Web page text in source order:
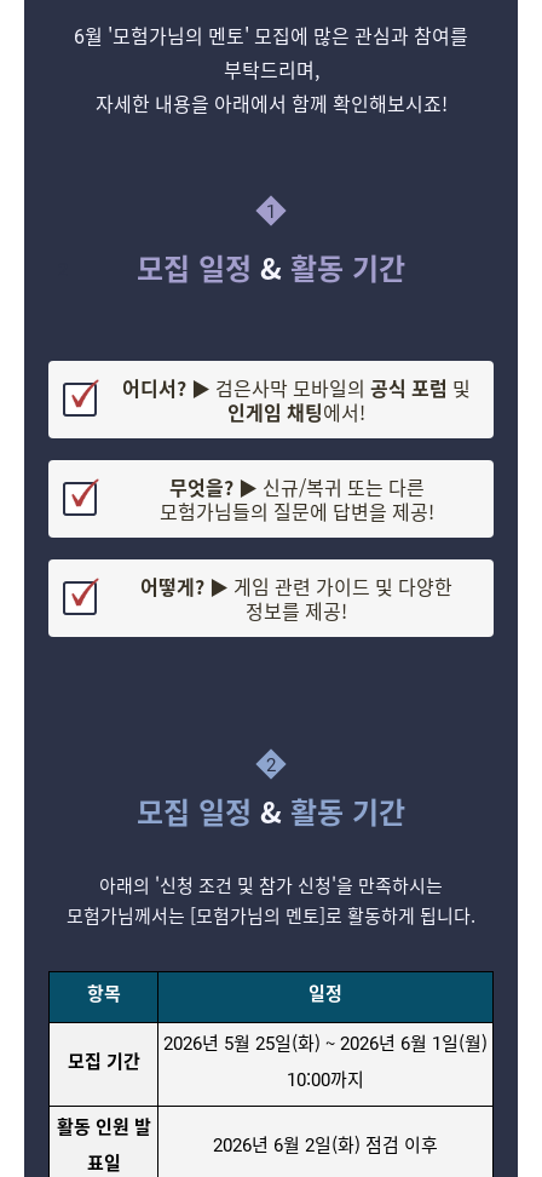
6월 '모험가님의 멘토' 모집에 많은 관심과 참여를
부탁드리며,
자세한 내용을 아래에서 함께 확인해보시죠!
1
모집 일정 & 활동 기간
어디서? ▶ 검은사막 모바일의 공식 포럼 및
인게임 채팅에서!
무엇을? ▶ 신규/복귀 또는 다른
모험가님들의 질문에 답변을 제공!
어떻게? ▶ 게임 관련 가이드 및 다양한
정보를 제공!
2
모집 일정 & 활동 기간
아래의 '신청 조건 및 참가 신청'을 만족하시는
모험가님께서는 [모험가님의 멘토]로 활동하게 됩니다.
항목 일정
모집 기간
2026년 5월 25일(화) ~ 2026년 6월 1일(월)
10:00까지
활동 인원 발
표일
2026년 6월 2일(화) 점검 이후